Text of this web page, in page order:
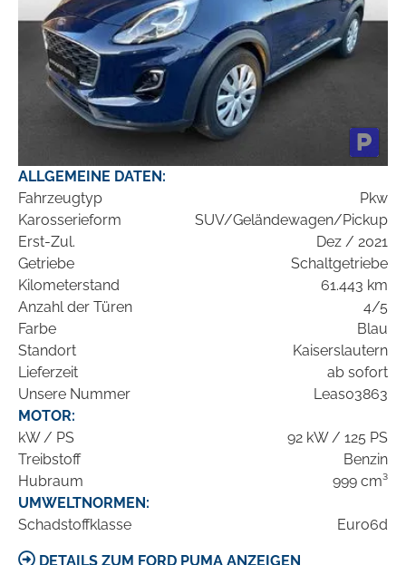
ALLGEMEINE DATEN:
Fahrzeugtyp
Pkw
Karosserieform
SUV/Geländewagen/Pickup
Erst-Zul.
Dez / 2021
Getriebe
Schaltgetriebe
Kilometerstand
61.443 km
Anzahl der Türen
4/5
Farbe
Blau
Standort
Kaiserslautern
Lieferzeit
ab sofort
Unsere Nummer
Leas03863
MOTOR:
kW / PS
92 kW / 125 PS
Treibstoff
Benzin
Hubraum
999 cm³
UMWELTNORMEN:
Schadstoffklasse
Euro6d
DETAILS ZUM FORD PUMA ANZEIGEN